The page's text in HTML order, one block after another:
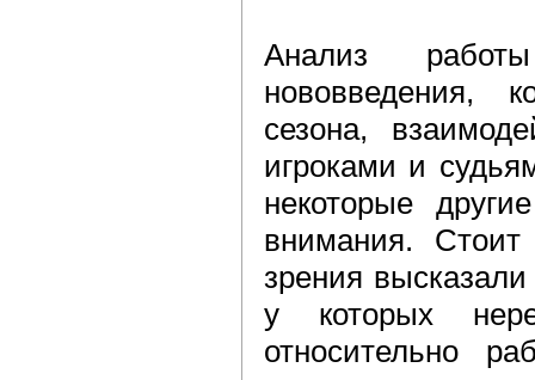
Анализ
нововведения,
сезона,
игроками и
некоторые
внимания.
зрения
у которых
относительно